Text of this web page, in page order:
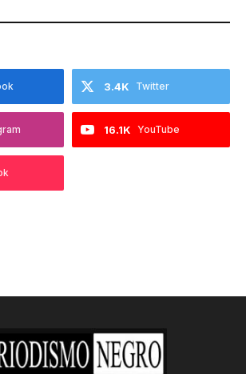
Twitter
3.4K
YouTube
16.1K